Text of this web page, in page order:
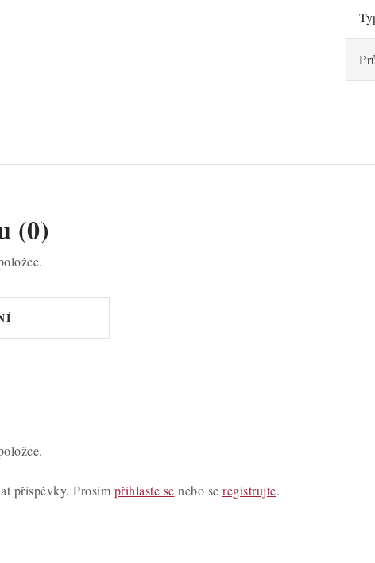
(0)
příspěvky. Prosím přihlaste se nebo se registrujte.